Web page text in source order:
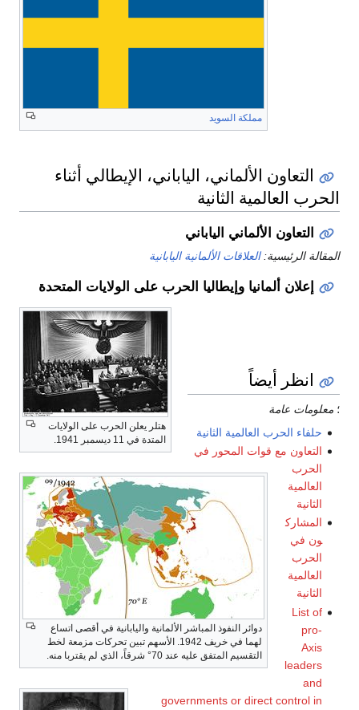
مملكة السويد
التعاون الألماني، الياباني، الإيطالي أثناء
الحرب العالمية الثانية
التعاون الألماني الياباني
المقالة الرئيسية:العلاقات الألمانية اليابانية
إعلان ألمانيا وإيطاليا الحرب على الولايات المتحدة
هتلر يعلن الحرب على الولايات
المتدة في 11 ديسمبر 1941.
دوائر النفوذ المباشر الألمانية واليابانية في أقصى اتساع
لهما في خريف 1942. الأسهم تبين تحركات مزمعة لخط
التقسيم المتفق عليه عند 70° شرقاً، الذي لم يقتربا منه.
انظر أيضاً
؛ معلومات عامة
حلفاء الحرب العالمية الثانية
التعاون مع قوات المحور في
الحرب
العالمية
الثانية
المشارك
ون في
الحرب
العالمية
الثانية
List of
pro-
Axis
leaders
and
governments or direct control in